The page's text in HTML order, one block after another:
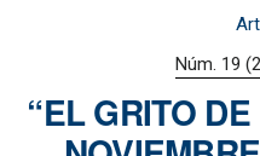
Núm. 19
“EL GRITO